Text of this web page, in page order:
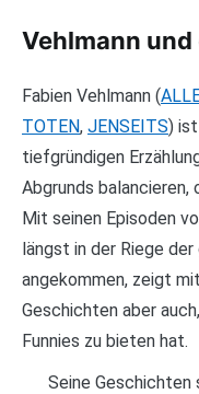
Vehlmann und
Fabien Vehlmann (
TOTEN, JENSEITS)
tiefgründigen
Abgrunds balancieren,
Mit seinen Episoden
längst in der Riege
angekommen, zeigt
Geschichten aber
Funnies zu bieten hat.
Seine Geschichten